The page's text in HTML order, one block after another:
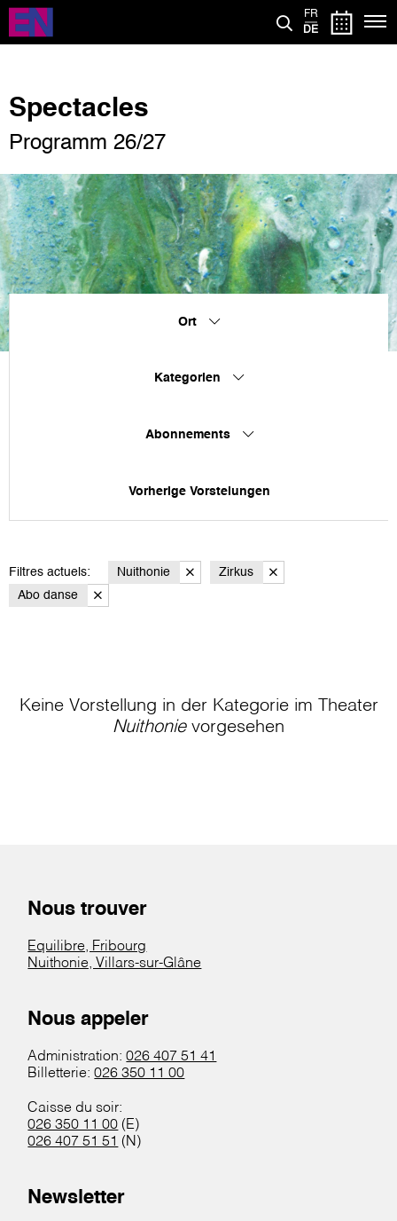
Direkt
zum
Inhalt
FR
DE
Spectacles
Programm 26/27
Ort
Kategorien
Abonnements
Vorherige Vorstelungen
Filtres actuels: Nuithonie
Zirkus
Abo danse
Keine Vorstellung in der Kategorie im Theater
Nuithonievorgesehen
Nous trouver
Equilibre, Fribourg
Nuithonie, Villars-sur-Glâne
Nous appeler
Administration:026 407 51 41
Billetterie:026 350 11 00
Caisse du soir:
026 350 11 00 (E)
026 407 51 51 (N)
Newsletter